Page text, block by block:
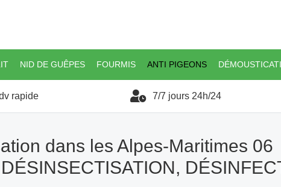
NID DE GUÊPES FOURMIS ANTI PIGEONS
rapide 7/7 jours 24h/24
dans les Alpes-Maritimes 06